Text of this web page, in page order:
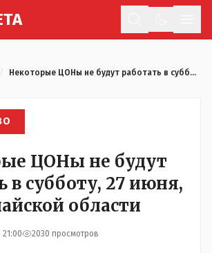
Некоторые ЦОНы не будут работать в субботу, 27 июня, в Костанайской области
ЦОНы не будут
в субботу, 27 июня,
области
2030 просмотров